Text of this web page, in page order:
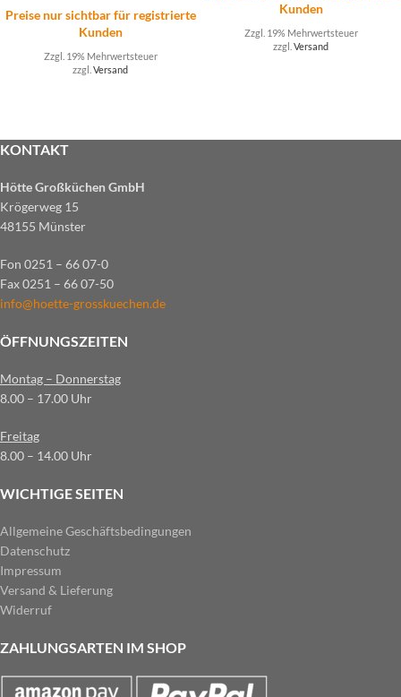
Preise nur sichtbar für registrierte
Kunden
Zzgl. 19% Mehrwertsteuer
zzgl. Versand
Kunden
Zzgl. 19% Mehrwertsteuer
zzgl. Versand
KONTAKT
Hötte Großküchen GmbH
Krögerweg 15
48155 Münster
Fon 0251 – 66 07-0
Fax 0251 – 66 07-50
info@hoette-grosskuechen.de
ÖFFNUNGSZEITEN
Montag – Donnerstag
8.00 – 17.00 Uhr
Freitag
8.00 – 14.00 Uhr
WICHTIGE SEITEN
Allgemeine Geschäftsbedingungen
Datenschutz
Impressum
Versand & Lieferung
Widerruf
ZAHLUNGSARTEN IM SHOP